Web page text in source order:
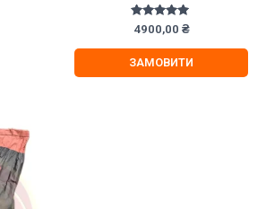
Оцінено в
5.00
з 5
4900,00 ₴
ЗАМОВИТИ